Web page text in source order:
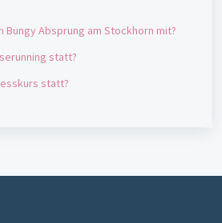
Bungy Absprung am Stockhorn mit?
statt?
statt?